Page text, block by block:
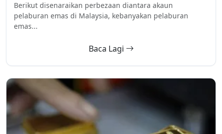
Berikut disenaraikan perbezaan diantara akaun
pelaburan emas di Malaysia, kebanyakan pelaburan
emas...
Baca Lagi